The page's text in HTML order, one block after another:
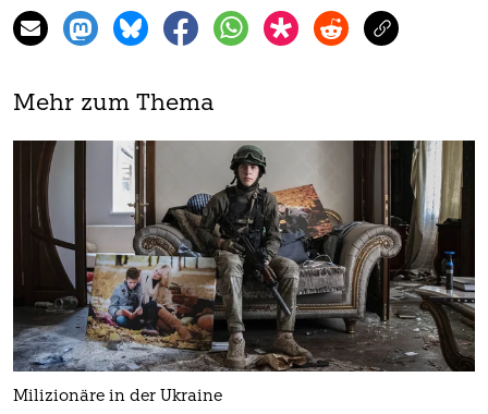
Mehr zum Thema
Milizionäre in der Ukraine